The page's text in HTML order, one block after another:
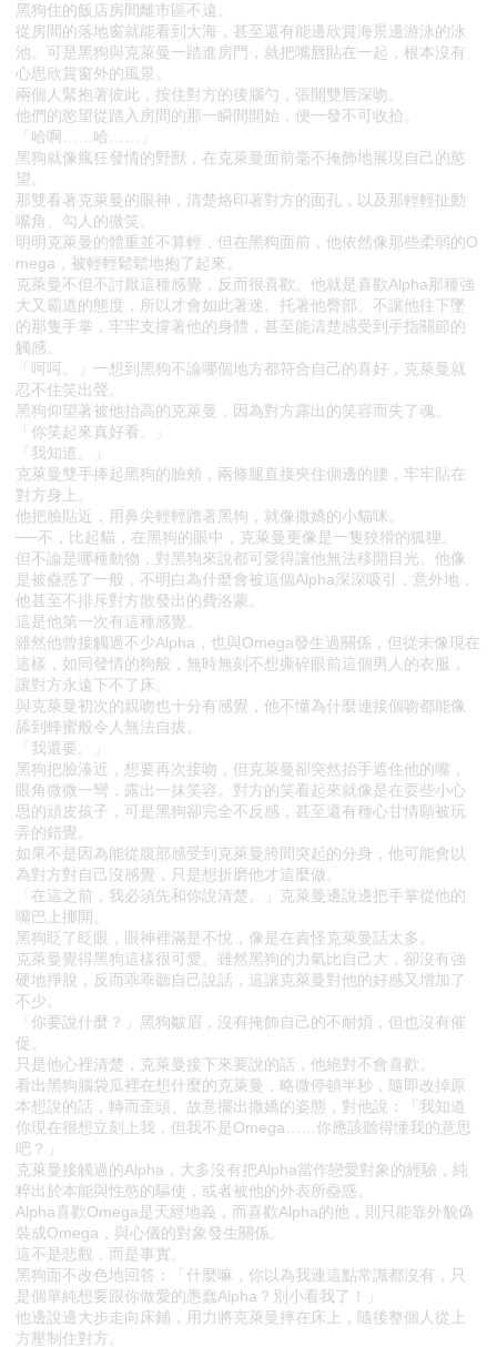
黑狗住的飯店房間離市區不遠。
從房間的落地窗就能看到大海，甚至還有能邊欣賞海景邊游泳的泳
池。可是黑狗與克萊曼一踏進房門，就把嘴唇貼在一起，根本沒有
心思欣賞窗外的風景。
兩個人緊抱著彼此，按住對方的後腦勺，張開雙唇深吻。
他們的慾望從踏入房間的那一瞬間開始，便一發不可收拾。
「哈啊……哈……」
黑狗就像瘋狂發情的野獸，在克萊曼面前毫不掩飾地展現自己的慾
望。
那雙看著克萊曼的眼神，清楚烙印著對方的面孔，以及那輕輕扯動
嘴角、勾人的微笑。
明明克萊曼的體重並不算輕，但在黑狗面前，他依然像那些柔弱的O
mega，被輕輕鬆鬆地抱了起來。
克萊曼不但不討厭這種感覺，反而很喜歡。他就是喜歡Alpha那種強
大又霸道的態度，所以才會如此著迷。托著他臀部、不讓他往下墜
的那隻手掌，牢牢支撐著他的身體，甚至能清楚感受到手指關節的
觸感。
「呵呵。」一想到黑狗不論哪個地方都符合自己的喜好，克萊曼就
忍不住笑出聲。
黑狗仰望著被他抬高的克萊曼，因為對方露出的笑容而失了魂。
「你笑起來真好看。」
「我知道。」
克萊曼雙手捧起黑狗的臉頰，兩條腿直接夾住側邊的腰，牢牢貼在
對方身上。
他把臉貼近，用鼻尖輕輕蹭著黑狗，就像撒嬌的小貓咪。
──不，比起貓，在黑狗的眼中，克萊曼更像是一隻狡猾的狐狸。
但不論是哪種動物，對黑狗來說都可愛得讓他無法移開目光。他像
是被蠱惑了一般，不明白為什麼會被這個Alpha深深吸引，意外地，
他甚至不排斥對方散發出的費洛蒙。
這是他第一次有這種感覺。
雖然他曾接觸過不少Alpha，也與Omega發生過關係，但從未像現在
這樣，如同發情的狗般，無時無刻不想撕碎眼前這個男人的衣服，
讓對方永遠下不了床。
與克萊曼初次的親吻也十分有感覺，他不懂為什麼連接個吻都能像
舔到蜂蜜般令人無法自拔。
「我還要。」
黑狗把臉湊近，想要再次接吻，但克萊曼卻突然抬手遮住他的嘴，
眼角微微一彎，露出一抹笑容。對方的笑看起來就像是在耍些小心
思的頑皮孩子，可是黑狗卻完全不反感，甚至還有種心甘情願被玩
弄的錯覺。
如果不是因為能從腹部感受到克萊曼胯間突起的分身，他可能會以
為對方對自己沒感覺，只是想折磨他才這麼做。
「在這之前，我必須先和你說清楚。」克萊曼邊說邊把手掌從他的
嘴巴上挪開。
黑狗眨了眨眼，眼神裡滿是不悅，像是在責怪克萊曼話太多。
克萊曼覺得黑狗這樣很可愛。雖然黑狗的力氣比自己大，卻沒有強
硬地掙脫，反而乖乖聽自己說話，這讓克萊曼對他的好感又增加了
不少。
「你要說什麼？」黑狗皺眉，沒有掩飾自己的不耐煩，但也沒有催
促。
只是他心裡清楚，克萊曼接下來要說的話，他絕對不會喜歡。
看出黑狗腦袋瓜裡在想什麼的克萊曼，略微停頓半秒，隨即改掉原
本想說的話，轉而歪頭、故意擺出撒嬌的姿態，對他說：「我知道
你現在很想立刻上我，但我不是Omega……你應該聽得懂我的意思
吧？」
克萊曼接觸過的Alpha，大多沒有把Alpha當作戀愛對象的經驗，純
粹出於本能與性慾的驅使，或者被他的外表所蠱惑。
Alpha喜歡Omega是天經地義，而喜歡Alpha的他，則只能靠外貌偽
裝成Omega，與心儀的對象發生關係。
這不是悲觀，而是事實。
黑狗面不改色地回答：「什麼嘛，你以為我連這點常識都沒有，只
是個單純想要跟你做愛的愚蠢Alpha？別小看我了！」
他邊說邊大步走向床鋪，用力將克萊曼摔在床上，隨後整個人從上
方壓制住對方。